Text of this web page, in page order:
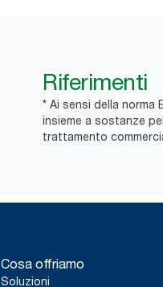
Riferimenti
* Ai sensi della norma
insieme a sostanze
trattamento
Cosa offriamo
Soluzioni